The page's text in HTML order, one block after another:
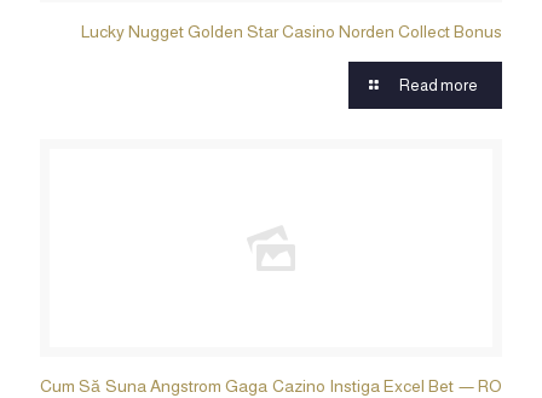
Lucky Nugget Golden Star Casino Norden Collect Bonus
Read more
Cum Să Suna Angstrom Gaga Cazino Instiga Excel Bet — RO